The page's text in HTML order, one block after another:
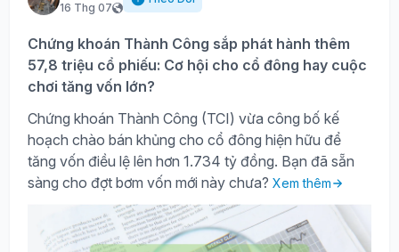
16 Thg 07
Chứng khoán Thành Công sắp phát hành thêm
57,8 triệu cổ phiếu: Cơ hội cho cổ đông hay cuộc
chơi tăng vốn lớn?
Chứng khoán Thành Công (TCI) vừa công bố kế
hoạch chào bán khủng cho cổ đông hiện hữu để
tăng vốn điều lệ lên hơn 1.734 tỷ đồng. Bạn đã sẵn
sàng cho đợt bơm vốn mới này chưa? Xem thêm